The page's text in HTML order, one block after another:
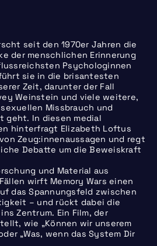
seit den 1970er Jahren die
der menschlichen Erinnerung
Psychologinnen
sie in die brisantesten
Zeit, darunter der Fall
Weinstein und viele weitere,
Missbrauch und
geht. In diesen medial
hinterfragt Elizabeth Loftus
Zeug:innenaussagen und regt
Debatte um die Beweiskraft
und Material aus
wirft Memory Wars einen
das Spannungsfeld zwischen
– und rückt dabei die
Zentrum. Ein Film, der
wie „Können wir unserem
„Was, wenn das System Dir